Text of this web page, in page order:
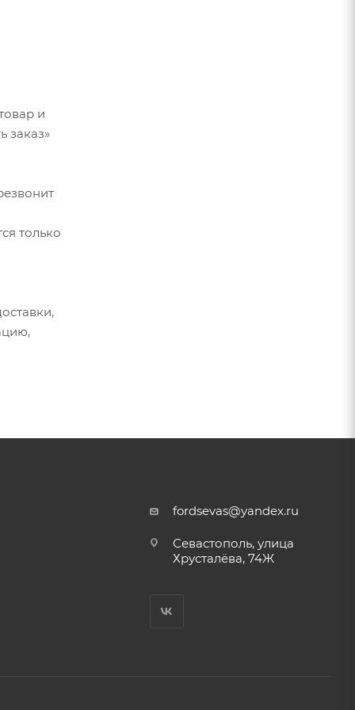
и
заказ»
только
fordsevas@yandex.ru
Севастополь, улица
Хрусталёва, 74Ж